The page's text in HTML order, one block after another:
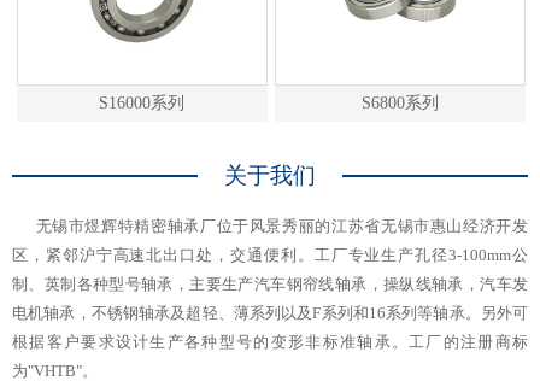
S16000系列 S6800系列
关于我们
无锡市煜辉特精密轴承厂位于风景秀丽的江苏省无锡市惠山经济开发
区，紧邻沪宁高速北出口处，交通便利。工厂专业生产孔径3-100mm公
制、英制各种型号轴承，主要生产汽车钢帘线轴承，操纵线轴承，汽车发
电机轴承，不锈钢轴承及超轻、薄系列以及F系列和16系列等轴承。另外可
根据客户要求设计生产各种型号的变形非标准轴承。工厂的注册商标
为"VHTB"。